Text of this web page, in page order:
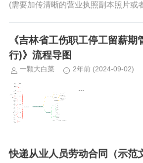
(需要加传清晰的营业执照副本照片或
《吉林省工伤职工停工留薪期
行)》流程导图
一颗大白菜 2年前 (2024-09-02)
...
快递从业人员劳动合同（示范